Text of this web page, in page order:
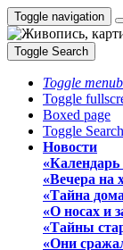
Toggle navigation
Toggle Search
Toggle
Toggle
Boxed page
Toggle Search
Новости
«Вечера на
«Тайна
«О носах и
«Тайны
«Они